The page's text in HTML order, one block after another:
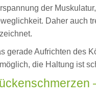
der
Daher auch
gerade Aufrichten des
die Haltung ist